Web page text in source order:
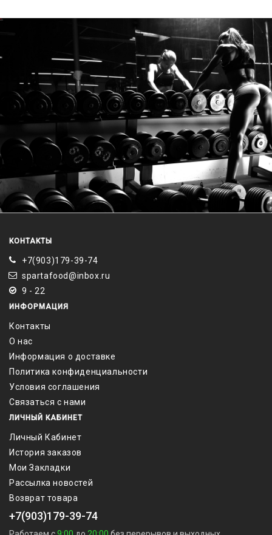
КОНТАКТЫ
+7(903)179-39-74
spartafood@inbox.ru
9 - 22
ИНФОРМАЦИЯ
Контакты
О нас
Информация о доставке
Политика конфиденциальности
Условия соглашения
Связаться с нами
ЛИЧНЫЙ КАБИНЕТ
Личный Кабинет
История заказов
Мои Закладки
Рассылка новостей
Возврат товара
+7(903)179-39-74